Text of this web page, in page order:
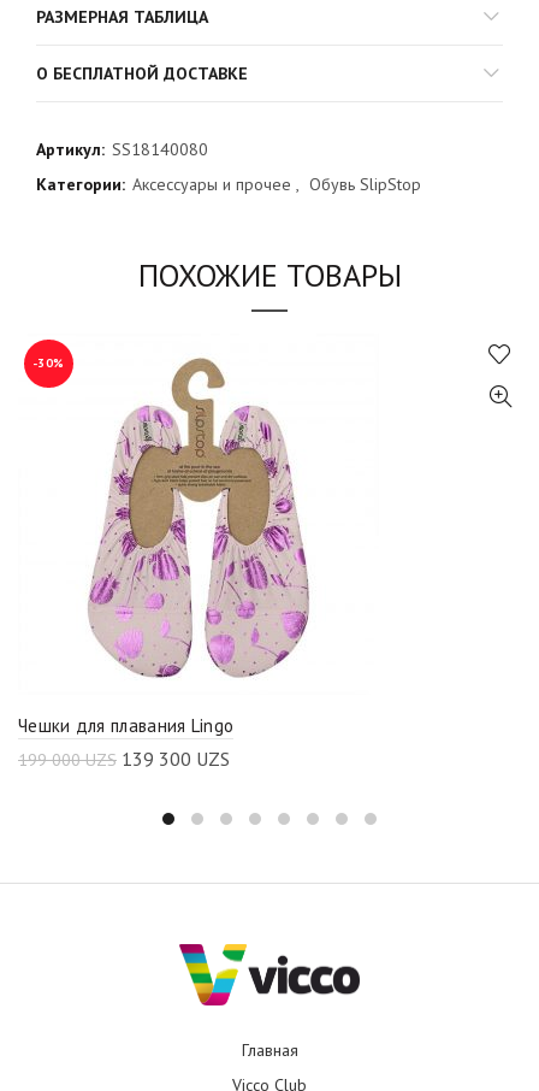
РАЗМЕРНАЯ ТАБЛИЦА
О БЕСПЛАТНОЙ ДОСТАВКЕ
Артикул: SS18140080
Категории: Аксессуары и прочее , Обувь SlipStop
ПОХОЖИЕ ТОВАРЫ
-30%
Чешки для плавания Lingo
199 000UZS 139 300 UZS
Главная
Vicco Club